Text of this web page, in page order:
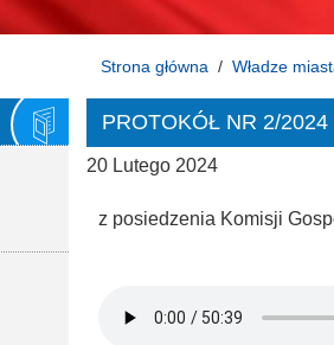
Strona główna Władze
PROTOKÓŁ NR 2/2024
20 Lutego 2024
z posiedzenia Komisji